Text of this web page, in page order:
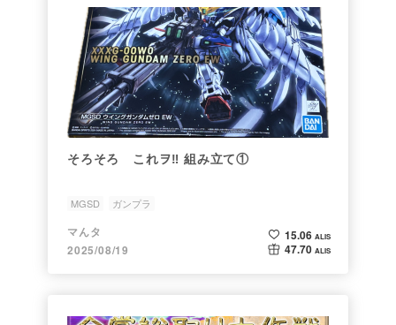
そろそろ これヲ‼️ 組み立て①
MGSD ガンプラ
マんタ
2025/08/19
15.06 ALIS
47.70 ALIS